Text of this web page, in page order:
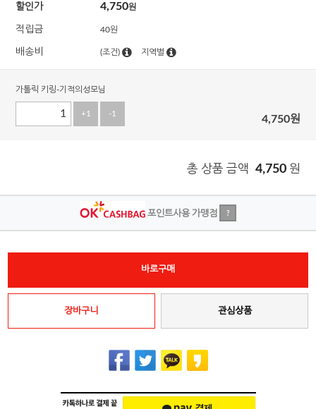
할인가 4,750원
적립금 40원
배송비 (조건) 지역별
가톨릭 키링-기적의성모님
+1 -1 4,750원
총 상품 금액 4,750 원
포인트사용 가맹점 ?
바로구매
장바구니 관심상품